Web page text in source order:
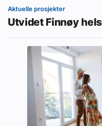
Aktuelle prosjekter
Utvidet Finnøy